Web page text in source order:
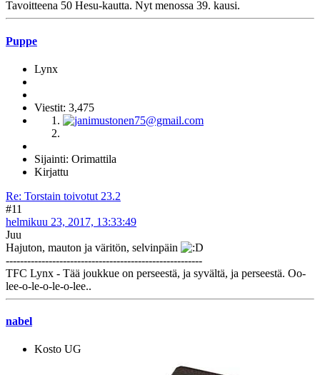
Tavoitteena 50 Hesu-kautta. Nyt menossa 39. kausi.
Puppe
Lynx
Viestit: 3,475
Sijainti: Orimattila
Kirjattu
Re: Torstain toivotut 23.2
#11
helmikuu 23, 2017, 13:33:49
Juu
Hajuton, mauton ja väritön, selvinpäin
-------------------------------------------------------
TFC Lynx - Tää joukkue on perseestä, ja syvältä, ja perseestä. Oo-
lee-o-le-o-le-o-lee..
nabel
Kosto UG